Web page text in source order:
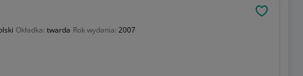
Okładka: twarda Rok wydania: 2007